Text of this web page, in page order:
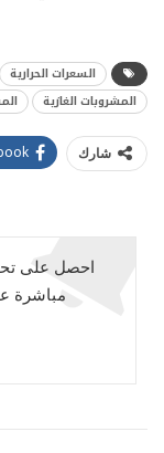
السعرات الحرارية
المشروبات الغازية
شارك
احصل على
مباشرة